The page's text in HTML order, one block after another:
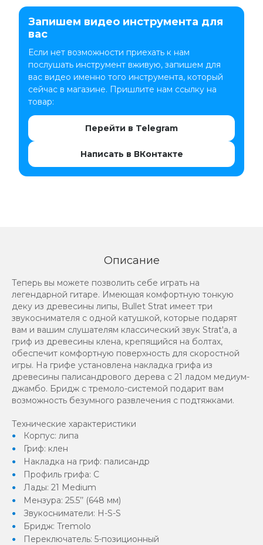
Запишем видео инструмента для
вас
Если нет возможности приехать к нам
послушать инструмент вживую, запишем для
вас видео именно того инструмента, который
сейчас в магазине. Пришлите нам ссылку на
товар:
Перейти в Telegram
Написать в ВКонтакте
Описание
Теперь вы можете позволить себе играть на
легендарной гитаре. Имеющая комфортную тонкую
деку из древесины липы, Bullet Strat имеет три
звукоснимателя с одной катушкой, которые подарят
вам и вашим слушателям классический звук Strat'а, а
гриф из древесины клена, крепящийся на болтах,
обеспечит комфортную поверхность для скоростной
игры. На грифе установлена накладка грифа из
древесины палисандрового дерева с 21 ладом медиум-
джамбо. Бридж с тремоло-системой подарит вам
возможность безумного развлечения с подтяжками.
Технические характеристики
Корпус: липа
Гриф: клен
Накладка на гриф: палисандр
Профиль грифа: C
Лады: 21 Medium
Мензура: 25.5’’ (648 мм)
Звукосниматели: H-S-S
Бридж: Tremolo
Переключатель: 5-позиционный